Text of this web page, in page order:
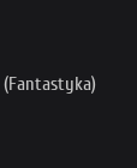
(Fantastyka)